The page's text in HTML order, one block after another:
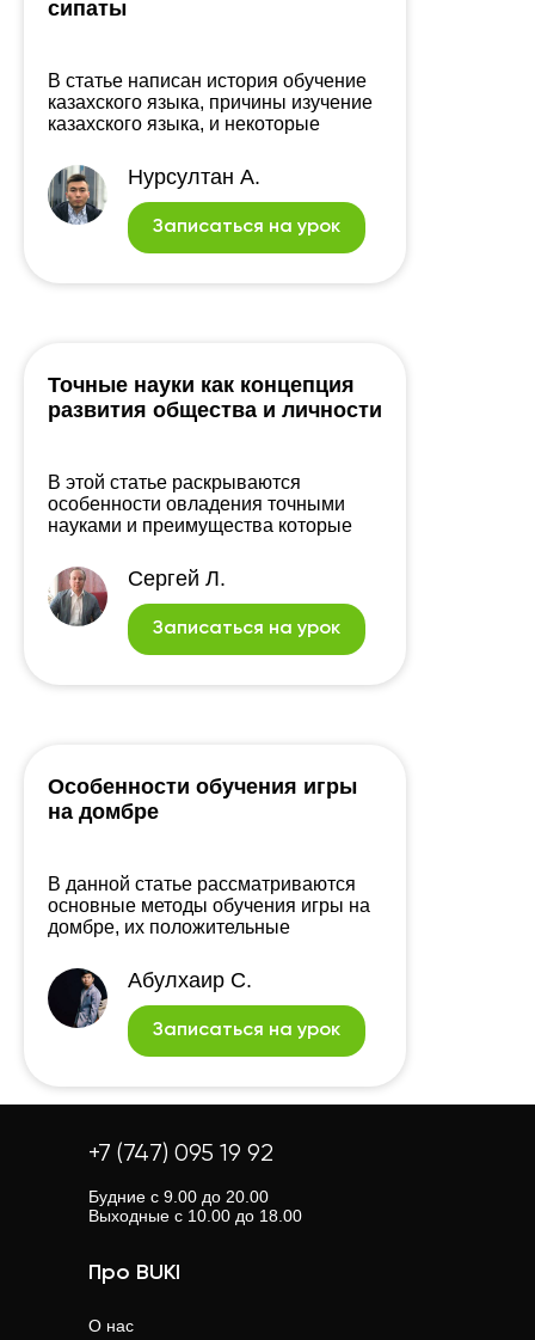
сипаты
В статье написан история обучение
казахского языка, причины изучение
казахского языка, и некоторые
правильно не учим казахский язык.
Нурсултан А.
Записаться на урок
Точные науки как концепция
развития общества и личности
В этой статье раскрываются
особенности овладения точными
науками и преимущества которые
Cергей Л.
Записаться на урок
Особенности обучения игры
на домбре
В данной статье рассматриваются
основные методы обучения игры на
домбре, их положительные
(неподходящие Вам) стороны.
Абулхаир С.
Записаться на урок
+7 (747) 095 19 92
Будние с 9.00 до 20.00
Выходные с 10.00 до 18.00
Про BUKI
О нас